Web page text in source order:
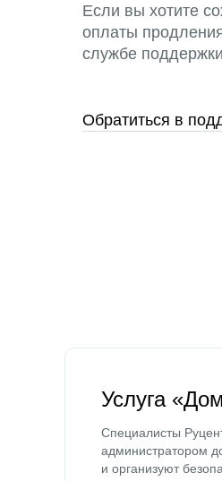
Если вы хотите
оплаты
службе
Обратиться в
Услуга
Специалисты
администратором
и организуют